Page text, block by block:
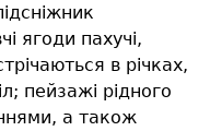
ягоди пахучі,
в річках,
пейзажі рідного
а також